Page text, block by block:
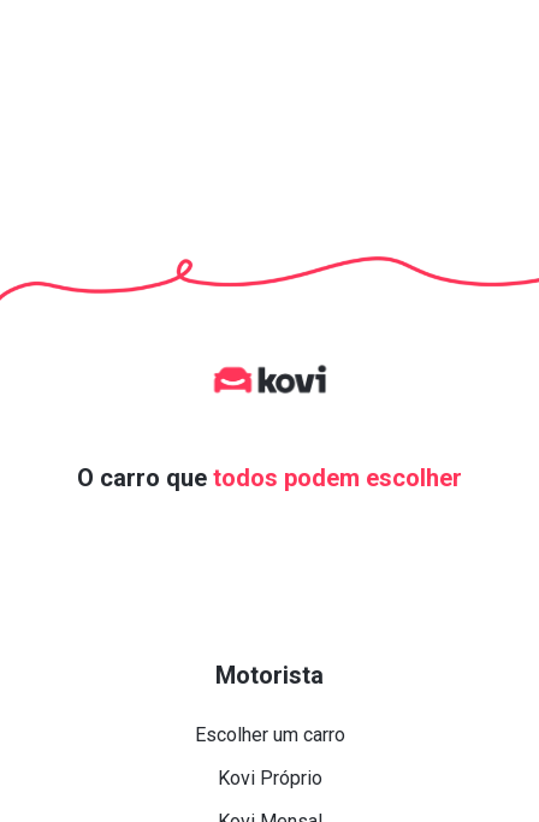
O carro que todos podem escolher
Motorista
Escolher um carro
Kovi Próprio